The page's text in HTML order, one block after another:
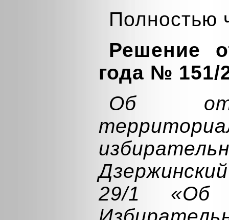
Полностью
Решение
года № 151/
Об
29/1 «Об